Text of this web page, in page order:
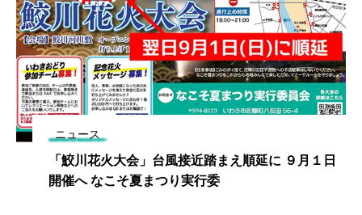
ニュース
「鮫川花火大会」台風接近踏まえ順延に ９月１日
開催へ なこそ夏まつり実行委